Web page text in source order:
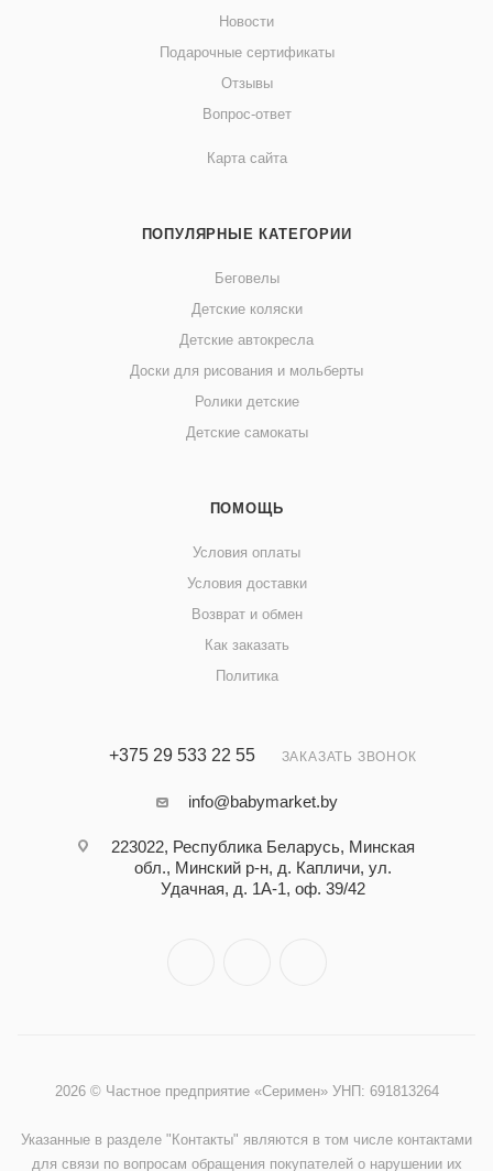
Новости
Подарочные сертификаты
Отзывы
Вопрос-ответ
Карта сайта
ПОПУЛЯРНЫЕ КАТЕГОРИИ
Беговелы
Детские коляски
Детские автокресла
Доски для рисования и мольберты
Ролики детские
Детские самокаты
ПОМОЩЬ
Условия оплаты
Условия доставки
Возврат и обмен
Как заказать
Политика
+375 29 533 22 55 ЗАКАЗАТЬ ЗВОНОК
info@babymarket.by
223022, Республика Беларусь, Минская
обл., Минский р-н, д. Капличи, ул.
Удачная, д. 1А-1, оф. 39/42
2026 © Частное предприятие «Серимен» УНП: 691813264
Указанные в разделе "Контакты" являются в том числе контактами
для связи по вопросам обращения покупателей о нарушении их